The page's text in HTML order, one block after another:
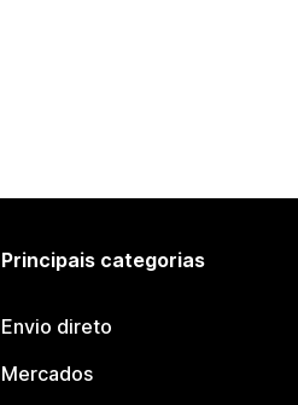
Principais categorias
Envio direto
Mercados